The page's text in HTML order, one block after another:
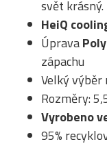
svět krásný.
HeiQ
Úprava
zápachu
Velký výběr
Rozměry:
Vyrobeno
95%